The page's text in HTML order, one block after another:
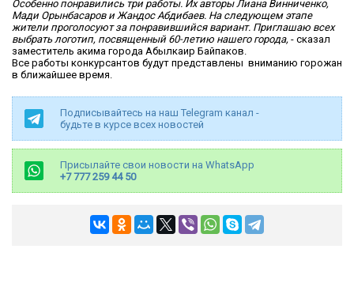
Особенно понравились три работы. Их авторы Лиана Винниченко,
Мади Орынбасаров и Жандос Абдибаев. На следующем этапе
жители проголосуют за понравившийся вариант. Приглашаю всех
выбрать логотип, посвященный 60-летию нашего города, - сказал
заместитель акима города Абылкаир Байпаков.
Все работы конкурсантов будут представлены вниманию горожан
в ближайшее время.
Подписывайтесь на наш Telegram канал -
будьте в курсе всех новостей
Присылайте свои новости на WhatsApp
+7 777 259 44 50